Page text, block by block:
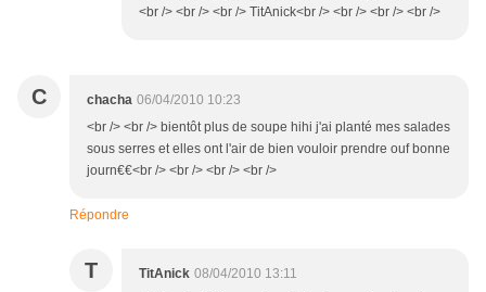
<br /> <br /> <br /> TitAnick<br /> <br /> <br /> <br />
C chacha 06/04/2010 10:23
<br /> <br /> bientôt plus de soupe hihi j'ai planté mes salades
sous serres et elles ont l'air de bien vouloir prendre ouf bonne
journ€€<br /> <br /> <br /> <br />
Répondre
T TitAnick 08/04/2010 13:11